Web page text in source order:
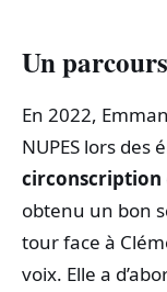
Un
En 2022,
NUPES lors des
circonscription
obtenu un bon
tour face à
voix. Elle a